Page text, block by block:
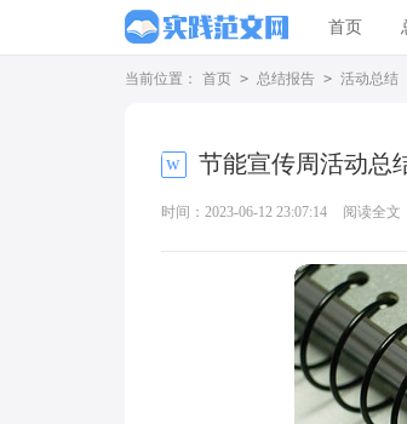
首页
当前位置： 首页 > 总结报告 > 活动总结
节能宣传周活动总
时间：2023-06-12 23:07:14 阅读全文